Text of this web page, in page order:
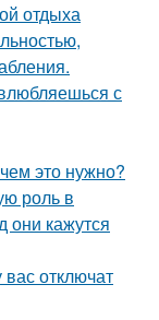
отдыха
с
это нужно?
роль в
они кажутся
вас отключат